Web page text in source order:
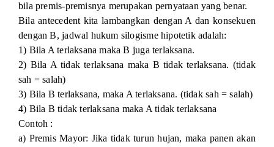
bila premis-premisnya merupakan pernyataan yang benar.
Bila antecedent kita lambangkan dengan A dan konsekuen
dengan B, jadwal hukum silogisme hipotetik adalah:
1) Bila A terlaksana maka B juga terlaksana.
2) Bila A tidak terlaksana maka B tidak terlaksana. (tidak
sah = salah)
3) Bila B terlaksana, maka A terlaksana. (tidak sah = salah)
4) Bila B tidak terlaksana maka A tidak terlaksana
Contoh :
a) Premis Mayor: Jika tidak turun hujan, maka panen akan